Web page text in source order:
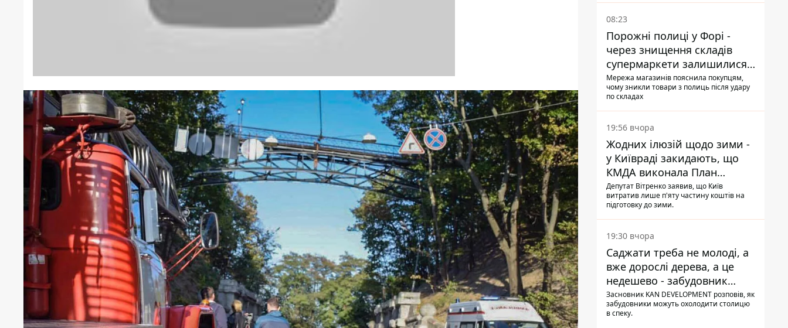
08:23
Порожні полиці у Форі -
через знищення складів
супермаркети залишилися
без асортименту
Мережа магазинів пояснила покупцям,
чому зникли товари з полиць після удару
по складах
19:56 вчора
Жодних ілюзій щодо зими -
у Київраді закидають, що
КМДА виконала План
стійкості на 20%
Депутат Вітренко заявив, що Київ
витратив лише п'яту частину коштів на
підготовку до зими.
19:30 вчора
Саджати треба не молоді, а
вже дорослі дерева, а це
недешево - забудовник
Ніконов
Засновник KAN DEVELOPMENT розповів, як
забудовники можуть охолодити столицю
в спеку.